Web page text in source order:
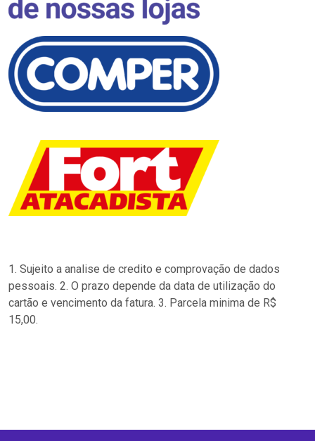
1. Sujeito a analise de credito e comprovação de dados
pessoais. 2. O prazo depende da data de utilização do
cartão e vencimento da fatura. 3. Parcela minima de R$
15,00.